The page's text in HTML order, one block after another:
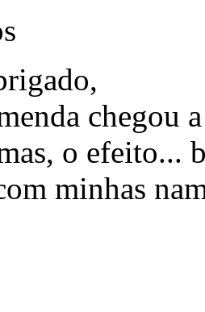
chegou
o efeito...
minhas